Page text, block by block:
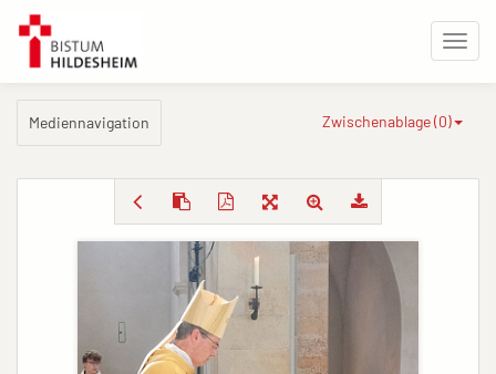
Mediennavigation Zwischenablage (0)